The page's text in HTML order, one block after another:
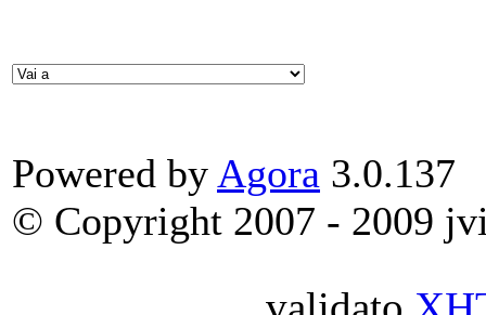
Powered by Agora 3.0.137
© Copyright 2007 - 2009